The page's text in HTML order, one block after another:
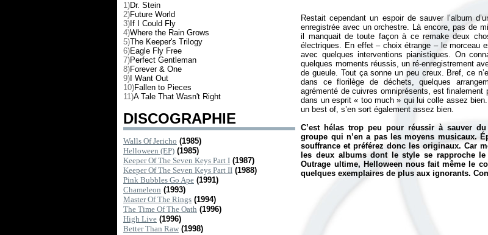
1)Dr. Stein
2)Future World
3) If I Could Fly
4)Where the Rain Grows
5)The Keeper's Trilogy
6)Eagle Fly Free
7)Perfect Gentleman
8)Forever & One
9) I Want Out
10)Fallen to Pieces
11)A Tale That Wasn't Right
DISCOGRAPHIE
Walls Of Jericho (1985)
Helloween (EP) (1985)
Keeper Of The Seven Keys Part I (1987)
Keeper Of The Seven Keys Part II (1988)
Pink Bubbles Go Ape (1991)
Chameleon (1993)
Master Of The Rings (1994)
The Time Of The Oath (1996)
High Live (1996)
Better Than Raw (1998)
Restait cependant un espoir de sauver l’album
enregistrée avec un orchestre. Là encore, pas de
il manquait de toute façon à ce remake deux
électriques. En effet – choix étrange – le morceau
avec quelques interventions pianistiques. On
quelques moments réussis, un ré-enregistrement
de gueule. Tout ça sonne un peu creux. Bref, ce
dans ce florilège de déchets, quelques
agrémenté de cuivres omniprésents, est finalement
dans un esprit « too much » qui lui colle assez
un best of, s’en sort également assez bien.
C’est hélas trop peu pour réussir à sauver
groupe qui n’en a pas les moyens musicaux.
souffrance et préférez donc les originaux. Car
les deux albums dont le style se rapproche
Outrage ultime, Helloween nous fait même le
quelques exemplaires de plus aux ignorants.